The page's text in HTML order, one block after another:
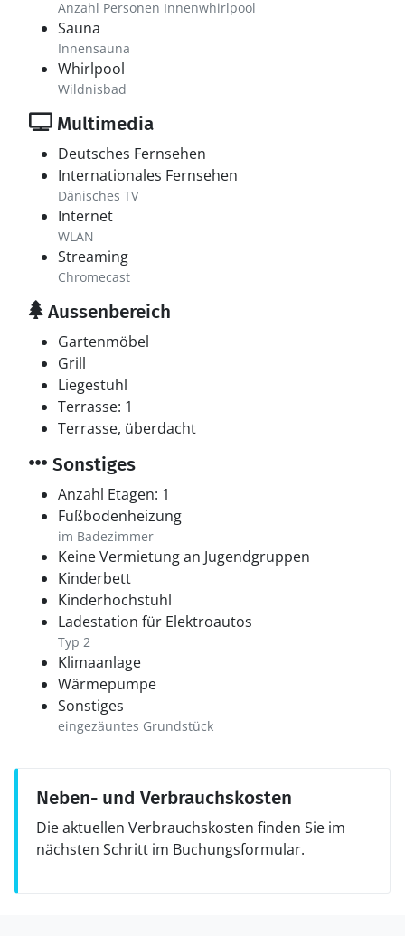
Anzahl Personen Innenwhirlpool
Sauna
Innensauna
Whirlpool
Wildnisbad
Multimedia
Deutsches Fernsehen
Internationales Fernsehen
Dänisches TV
Internet
WLAN
Streaming
Chromecast
Aussenbereich
Gartenmöbel
Grill
Liegestuhl
Terrasse: 1
Terrasse, überdacht
Sonstiges
Anzahl Etagen: 1
Fußbodenheizung
im Badezimmer
Keine Vermietung an Jugendgruppen
Kinderbett
Kinderhochstuhl
Ladestation für Elektroautos
Typ 2
Klimaanlage
Wärmepumpe
Sonstiges
eingezäuntes Grundstück
Neben- und Verbrauchskosten
Die aktuellen Verbrauchskosten finden Sie im
nächsten Schritt im Buchungsformular.